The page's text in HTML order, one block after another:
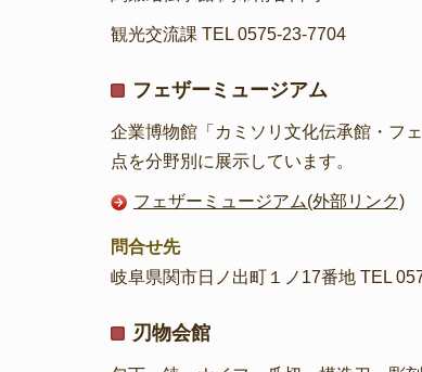
観光交流課 TEL 0575-23-7704
フェザーミュージアム
企業博物館「カミソリ文化伝承館・フ
点を分野別に展示しています。
フェザーミュージアム(外部リンク)
問合せ先
岐阜県関市日ノ出町１ノ17番地 TEL
刃物会館